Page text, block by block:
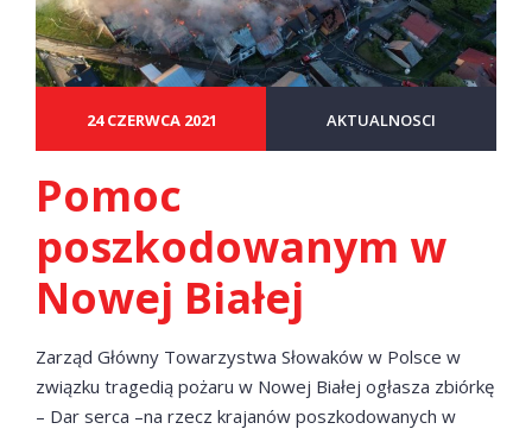
24 CZERWCA 2021 AKTUALNOSCI
Pomoc
poszkodowanym w
Nowej Białej
Zarząd Główny Towarzystwa Słowaków w Polsce w
związku tragedią pożaru w Nowej Białej ogłasza zbiórkę
– Dar serca –na rzecz krajanów poszkodowanych w